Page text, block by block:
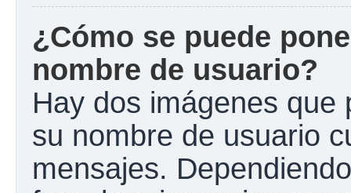
¿Cómo se puede
nombre de usuario?
Hay dos imágenes que
su nombre de usuario
mensajes.